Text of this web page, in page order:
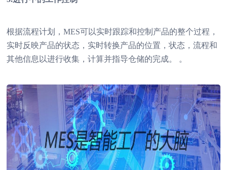
根据流程计划，MES可以实时跟踪和控制产品的整个过程，
实时反映产品的状态，实时转换产品的位置，状态，流程和
其他信息以进行收集，计算并指导仓储的完成。 。